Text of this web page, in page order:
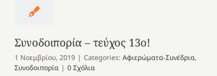
Συνοδοιπορία – τεύχος 13ο!
1 Νοεμβρίου, 2019 | Categories: Αφιερώματα-Συνέδρια,
Συνοδοιπορία | 0 Σχόλια